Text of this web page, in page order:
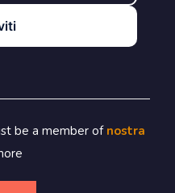
be a member of nostra